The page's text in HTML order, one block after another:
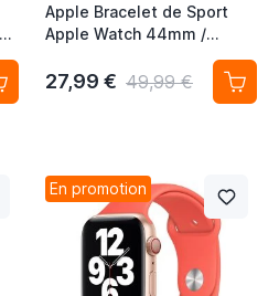
Apple Bracelet de Sport
Apple Watch 44mm /
45mm / 46mm / 49mm
Northern Blue- Bleu
27,99 € 49,99 €
En promotion